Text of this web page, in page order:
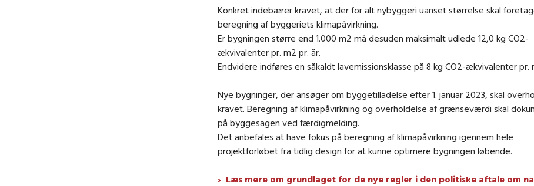
Konkret indebærer kravet, at der for alt nybyggeri uanset størrelse skal
beregning af byggeriets klimapåvirkning.
Er bygningen større end 1.000 m2 må desuden maksimalt udlede 12,0 kg CO2-
ækvivalenter pr. m2 pr. år.
Endvidere indføres en såkaldt lavemissionsklasse på 8 kg CO2-ækvivalenter pr.
Nye bygninger, der ansøger om byggetilladelse efter 1. januar 2023, skal
kravet. Beregning af klimapåvirkning og overholdelse af grænseværdi skal
på byggesagen ved færdigmelding.
Det anbefales at have fokus på beregning af klimapåvirkning igennem hele
projektforløbet fra tidlig design for at kunne optimere bygningen løbende.
Læs mere om grundlaget for de nye regler i den politiske aftale om